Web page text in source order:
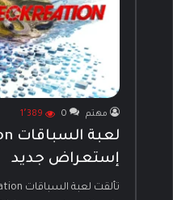
مهتم 0 1٬389
إستعراض جديد